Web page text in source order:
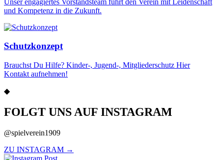
und Kompetenz in die Zukunft.
Schutzkonzept
Brauchst Du Hilfe? Kinder-, Jugend-, Mitgliederschutz Hier
Kontakt aufnehmen!
◆
FOLGT UNS AUF INSTAGRAM
@spielverein1909
ZU INSTAGRAM →